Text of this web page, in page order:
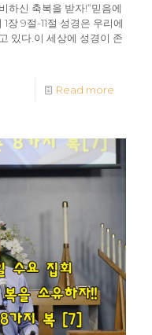
하신 축복을 받자!“믿음에
장 9절-11절 성경은 우리에
있다.이 세상에 성경이 존
Read more